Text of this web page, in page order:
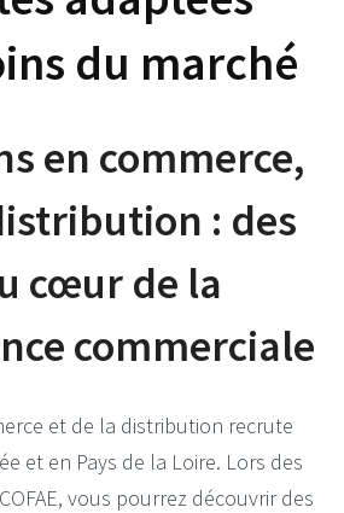
du marché
en commerce,
: des
cœur de la
commerciale
et de la distribution recrute
et en Pays de la Loire. Lors des
vous pourrez découvrir des